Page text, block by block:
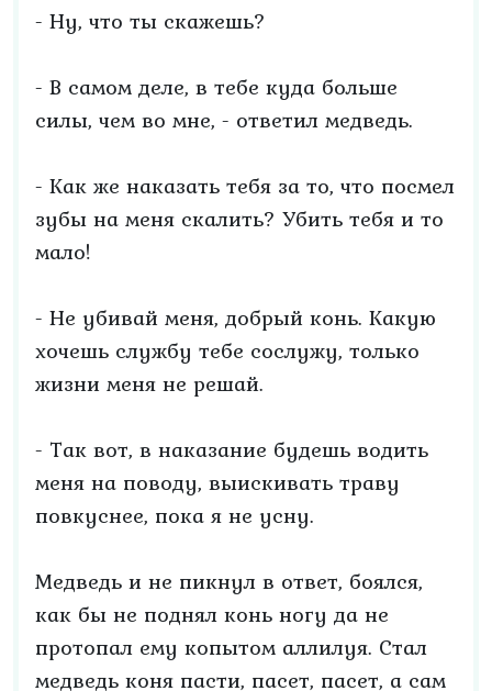
- Ну, что ты скажешь?
- В самом деле, в тебе куда больше
силы, чем во мне, - ответил медведь.
- Как же наказать тебя за то, что посмел
зубы на меня скалить? Убить тебя и то
мало!
- Не убивай меня, добрый конь. Какую
хочешь службу тебе сослужу, только
жизни меня не решай.
- Так вот, в наказание будешь водить
меня на поводу, выискивать траву
повкуснее, пока я не усну.
Медведь и не пикнул в ответ, боялся,
как бы не поднял конь ногу да не
протопал ему копытом аллилуя. Стал
медведь коня пасти, пасет, пасет, а сам